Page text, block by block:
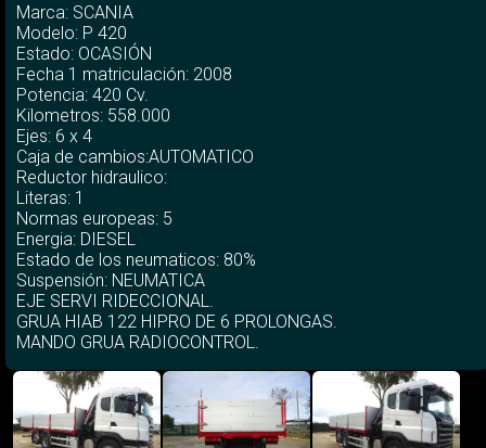
Marca: SCANIA
Modelo: P 420
Estado: OCASIÓN
Fecha 1 matriculación: 2008
Potencia: 420 Cv.
Kilometros: 558.000
Ejes: 6 x 4
Caja de cambios:AUTOMATICO
Reductor hidraulico:
Literas: 1
Normas europeas: 5
Energia: DIESEL
Estado de los neumaticos: 80%
Suspensión: NEUMATICA
EJE SERVI RIDECCIONAL.
GRUA HIAB 122 HIPRO DE 6 PROLONGAS.
MANDO GRUA RADIOCONTROL.